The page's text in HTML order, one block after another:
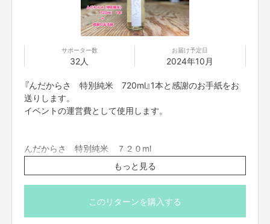
気付けば中年です。「アンダーエイジです」と名乗るのが段々恥ずかしくな
ってきました。
サポーター数
32人
お届け予定日
2024年10月
『んだからさ 特別純米 720ml』1本と感謝のお手紙をお
送りします。
イベントの運営費として使用します。
んだからさ 特別純米 ７２０ml
品目：日本酒
原材料名：米（国産）、米麹（国産米）
原料米：岩手県産ぎんおとめ100%
もっと見る
このリターンを購入する